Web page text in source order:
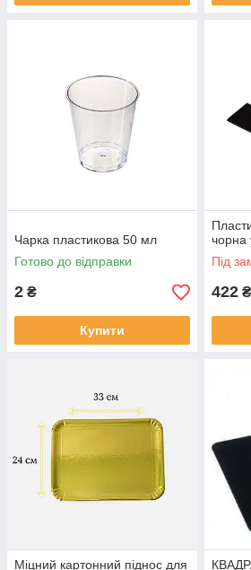
Чарка пластикова 50 мл
Готово до відправки
2 ₴
Купити
чорна
Під
422
Міцний картонний піднос для